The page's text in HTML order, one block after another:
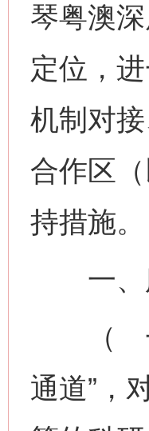
琴粤澳
定位，
机制对
合作区
持措施。
一、
（ 一
通道”，